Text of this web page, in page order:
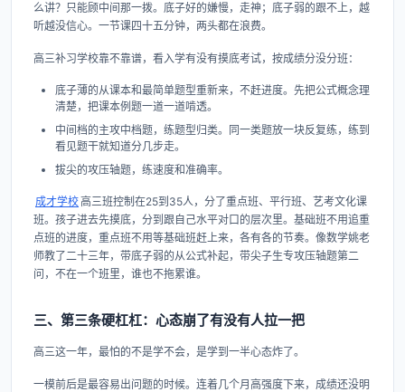
么讲？只能顾中间那一拨。底子好的嫌慢，走神；底子弱的跟不上，越
听越没信心。一节课四十五分钟，两头都在浪费。
高三补习学校靠不靠谱，看入学有没有摸底考试，按成绩分没分班：
底子薄的从课本和最简单题型重新来，不赶进度。先把公式概念理
清楚，把课本例题一道一道啃透。
中间档的主攻中档题，练题型归类。同一类题放一块反复练，练到
看见题干就知道分几步走。
拔尖的攻压轴题，练速度和准确率。
成才学校高三班控制在25到35人，分了重点班、平行班、艺考文化课
班。孩子进去先摸底，分到跟自己水平对口的层次里。基础班不用追重
点班的进度，重点班不用等基础班赶上来，各有各的节奏。像数学姚老
师教了二十三年，带底子弱的从公式补起，带尖子生专攻压轴题第二
问，不在一个班里，谁也不拖累谁。
三、第三条硬杠杠：心态崩了有没有人拉一把
高三这一年，最怕的不是学不会，是学到一半心态炸了。
一模前后是最容易出问题的时候。连着几个月高强度下来，成绩还没明